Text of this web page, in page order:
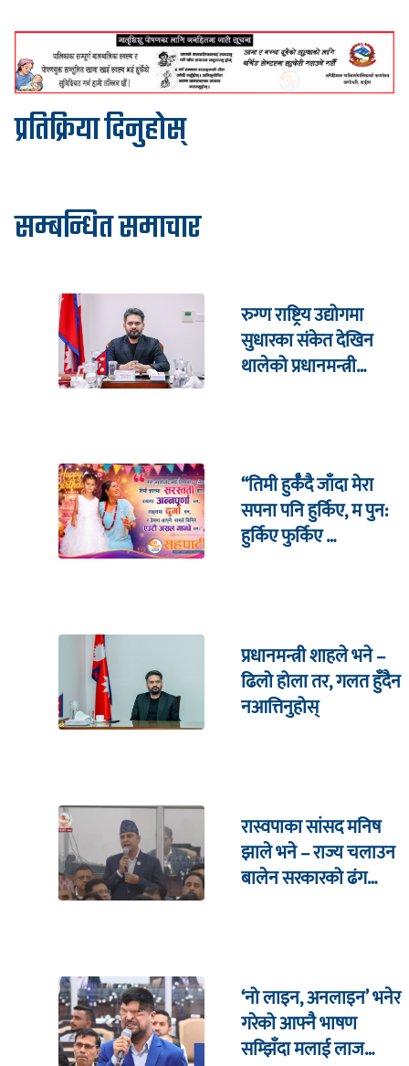
प्रतिक्रिया दिनुहोस्
सम्बन्धित समाचार
रुग्ण राष्ट्रिय उद्योगमा
सुधारका संकेत देखिन
थालेको प्रधानमन्त्री
“तिमी हुर्कँदै जाँदा मेरा
सपना पनि हुर्किए, म पुन:
हुर्किए फुर्किए …
प्रधानमन्त्री शाहले भने –
ढिलो होला तर, गलत हुँदैन
नआत्तिनुहोस्
रास्वपाका सांसद मनिष
झाले भने – राज्य चलाउन
बालेन सरकारको ढंग
‘नो लाइन, अनलाइन’ भनेर
गरेको आफ्नै भाषण
सम्झिँदा मलाई लाज